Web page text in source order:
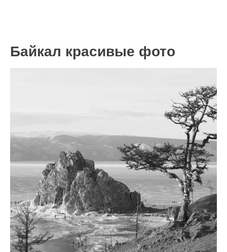
Байкал красивые фото